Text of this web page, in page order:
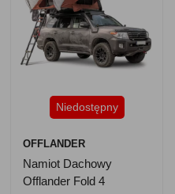
Niedostępny
OFFLANDER
Namiot Dachowy
Offlander Fold 4